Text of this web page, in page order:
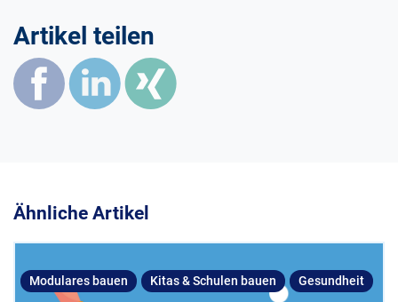
Artikel teilen
Ähnliche Artikel
Modulares bauen Kitas & Schulen bauen Gesundheit